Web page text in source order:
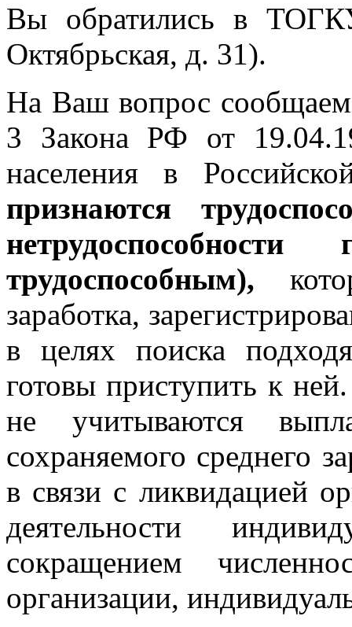
Вы обратились в
Октябрьская, д. 31).
На Ваш вопрос сообщаем,
3 Закона РФ от
населения в
признаются
нетрудоспособности
трудоспособным),
заработка,
в целях поиска
готовы приступить к
не учитываются
сохраняемого среднего
в связи с ликвидацией
деятельности
сокращением
организации,